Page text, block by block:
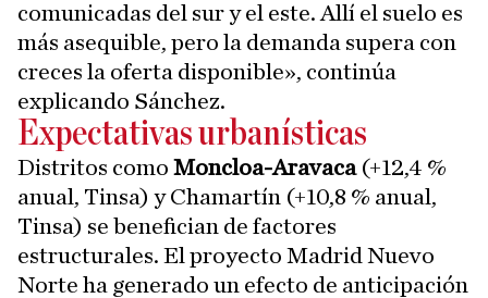
comunicadas del sur y el este. Allí el suelo es
más asequible, pero la demanda supera con
creces la oferta disponible», continúa
explicando Sánchez.
Expectativas urbanísticas
Distritos como Moncloa-Aravaca(+12,4 %
anual, Tinsa) y Chamartín (+10,8 % anual,
Tinsa) se benefician de factores
estructurales. El proyecto Madrid Nuevo
Norte ha generado un efecto de anticipación